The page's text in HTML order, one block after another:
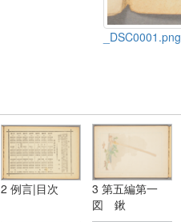
_DSC0001.png
2 例言|目次
3 第五編第一
図 鍬